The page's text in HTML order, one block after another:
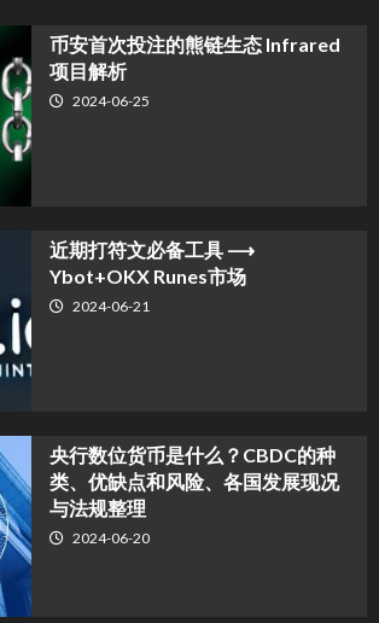
币安首次投注的熊链生态 Infrared
项目解析
2024-06-25
近期打符文必备工具 ⟶
Ybot+OKX Runes市场
2024-06-21
央行数位货币是什么？CBDC的种
类、优缺点和风险、各国发展现况
与法规整理
2024-06-20